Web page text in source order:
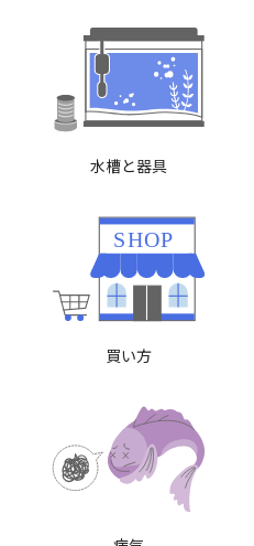
水槽と器具
SHOP
買い方